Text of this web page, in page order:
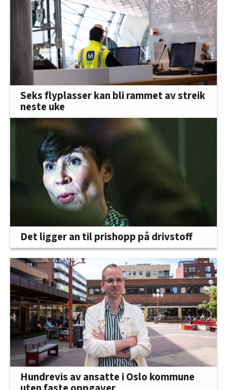
Seks flyplasser kan bli rammet av streik
neste uke
Det ligger an til prishopp på drivstoff
Hundrevis av ansatte i Oslo kommune